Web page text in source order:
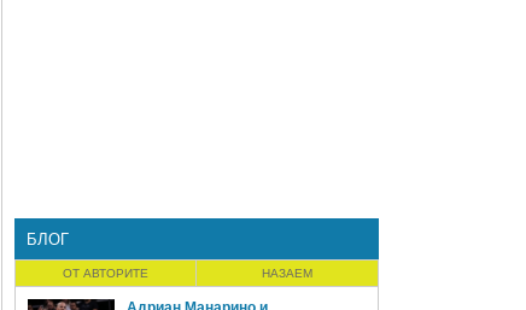
БЛОГ
ОТ АВТОРИТЕ НАЗАЕМ